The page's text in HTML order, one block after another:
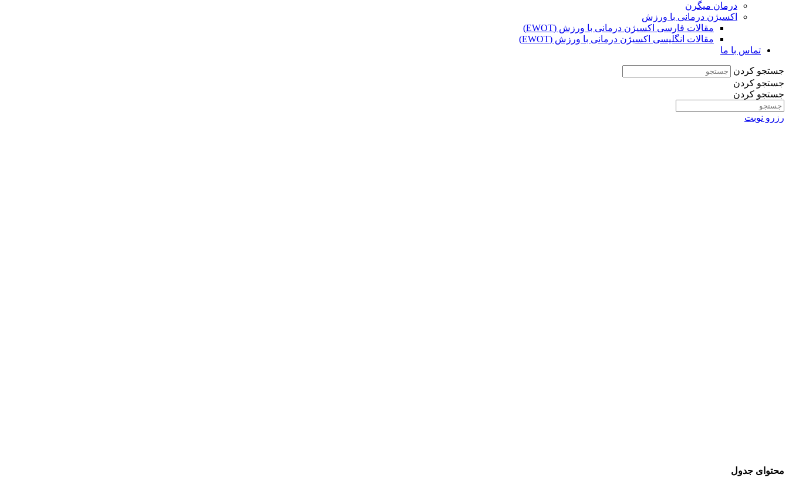
درمان میگرن
اکسیژن درمانی با ورزش
مقالات فارسی اکسیژن درمانی با ورزش (EWOT)
مقالات انگلیسی اکسیژن درمانی با ورزش (EWOT)
تماس با ما
جستجو کردن
جستجو کردن
جستجو کردن
رزرو نوبت
محتوای جدول